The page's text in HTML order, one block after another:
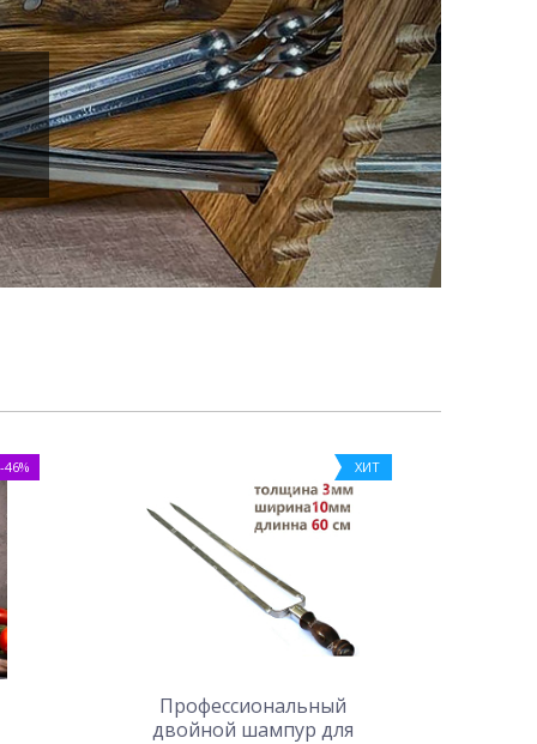
-46% ХИТ
Профессиональный
двойной шампур для